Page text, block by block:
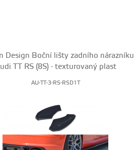
Design Boční lišty zadního nárazníku
TT RS (8S) - texturovaný plast
AU-TT-3-RS-RSD1T